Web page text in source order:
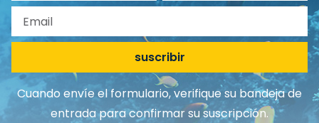
suscribir
Cuando envíe el formulario, verifique su bandeja de
entrada para confirmar su suscripción.